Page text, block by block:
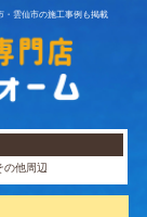
・雲仙市の施工事例も掲載
の他周辺